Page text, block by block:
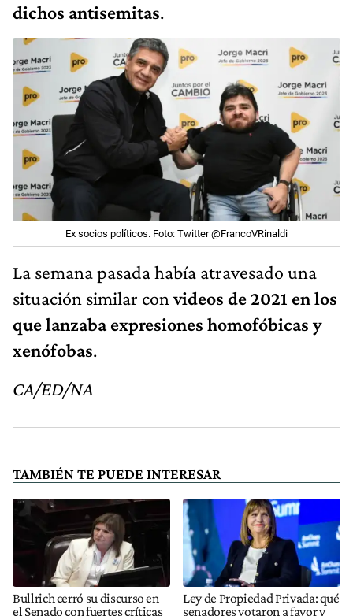
dichos antisemitas.
Ex socios políticos. Foto: Twitter @FrancoVRinaldi
La semana pasada había atravesado una
situación similar convideos de 2021 en los
que lanzaba expresiones homofóbicas y
xenófobas.
CA/ED/NA
TAMBIÉN TE PUEDE INTERESAR
Bullrich cerró su discurso en
el Senado con fuertes críticas
Ley de Propiedad Privada: qué
senadores votaron a favor y